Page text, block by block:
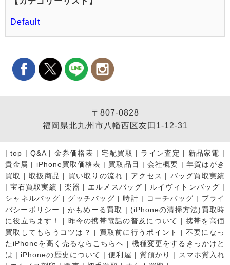
Default
〒807-0828
福岡県北九州市八幡西区友田1-12-31
|top | Q&A| 金券価格表 | 宅配買取 | ライン査定 | 新品家電 |
貴金属 | iPhone買取価格表 | 買取品目 |会社概要 | 年賀はがき
買取
|取扱商品 | 買い取りの流れ | アクセス | バッグ買取実績
|宝石買取実績 | 楽器 | エルメスバッグ | ルイヴィトンバッグ |
シャネルバッグ | グッチバッグ |時計 | コーチバッグ | プライ
バシーポリシー |かもめーる買取 | (iPhoneの清掃方法)買取時
に役立ちます！
| 昨今の携帯電話の普及について | 携帯を高価
買取してもらうコツは？
| 買取前に行うポイント | 不要になっ
たiPhoneを高く売るならこちらへ | 機種変更をするきっかけと
は | iPhoneの歴史について |便利屋 | 質預かり |
スマホ質入れ